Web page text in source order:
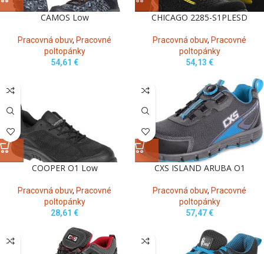
CAMOS Low
Pracovná obuv, Pracovné
poltopánky
54,61 €
CHICAGO 2285-S1PLESD
Pracovná obuv, Pracovné
poltopánky
54,13 €
COOPER O1 Low
Pracovná obuv, Pracovné
poltopánky
28,61 €
CXS ISLAND ARUBA O1
Pracovná obuv, Pracovné
poltopánky
57,47€